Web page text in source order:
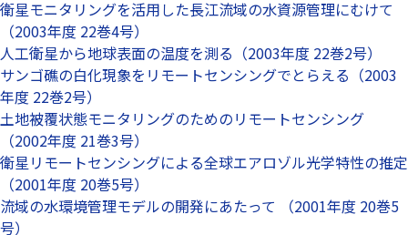
衛星モニタリングを活用した長江流域の水資源管理にむけて
（2003年度 22巻4号）
人工衛星から地球表面の温度を測る（2003年度 22巻2号）
サンゴ礁の白化現象をリモートセンシングでとらえる（2003
年度 22巻2号）
土地被覆状態モニタリングのためのリモートセンシング
（2002年度 21巻3号）
衛星リモートセンシングによる全球エアロゾル光学特性の推定
（2001年度 20巻5号）
流域の水環境管理モデルの開発にあたって （2001年度 20巻5
号）